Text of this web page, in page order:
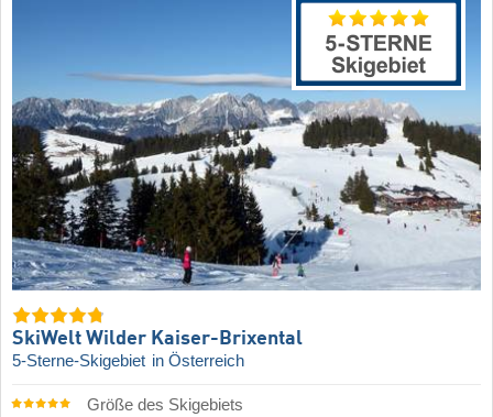
SkiWelt Wilder Kaiser-Brixental
5-Sterne-Skigebiet in Österreich
Größe des Skigebiets